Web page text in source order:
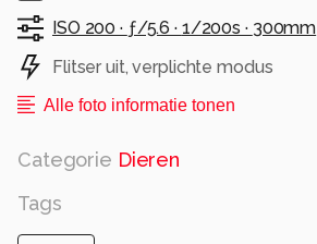
ISO 200 · ƒ/5.6 · 1/200s · 300mm
Flitser uit, verplichte modus
Alle foto informatie tonen
Categorie Dieren
Tags